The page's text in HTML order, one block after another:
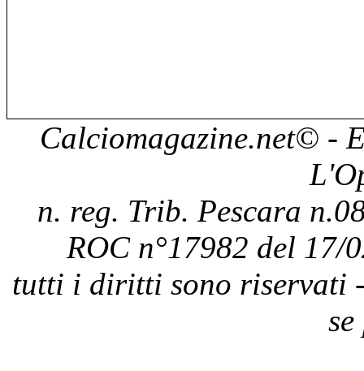
Calciomagazine.net© -
n. reg. Trib. Pescara
ROC n°17982 del 17/
tutti i diritti sono riservati